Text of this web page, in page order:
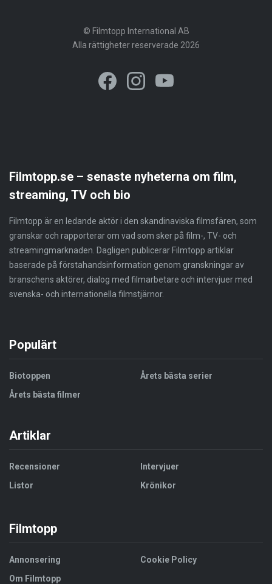
© Filmtopp International AB
Alla rättigheter reserverade 2026
Filmtopp.se – senaste nyheterna om film,
streaming, TV och bio
Filmtopp är en ledande aktör i den skandinaviska filmsfären, som
granskar och rapporterar om vad som sker på film-, TV- och
streamingmarknaden. Dagligen publicerar Filmtopp artiklar
baserade på förstahandsinformation genom granskningar av
branschens aktörer, dialog med filmarbetare och intervjuer med
svenska- och internationella filmstjärnor.
Populärt
Biotoppen
Årets bästa filmer
Årets bästa serier
Artiklar
Recensioner
Listor
Intervjuer
Krönikor
Filmtopp
Annonsering
Om Filmtopp
Cookie Policy